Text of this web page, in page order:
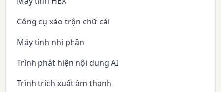
Công cụ xáo trộn chữ cái
Máy tính nhị phân
Trình phát hiện nội dung AI
Trình trích xuất âm thanh